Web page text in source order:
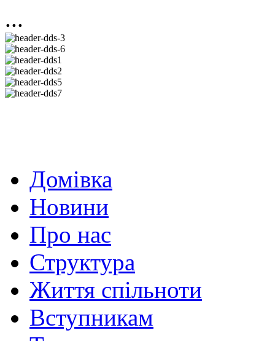
...
Домівка
Новини
Про нас
Структура
Життя спільноти
Вступникам